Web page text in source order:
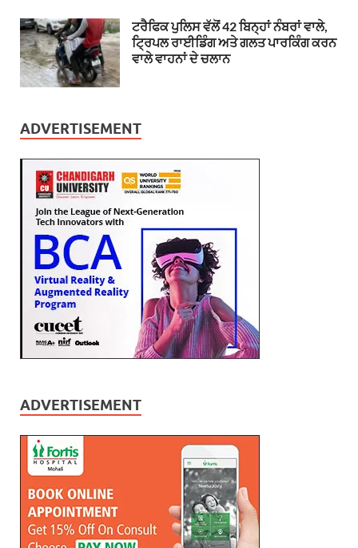
ਟਰੈਫਿਕ ਪੁਲਿਸ ਵੱਲੋਂ 42 ਬਿਨ੍ਹਾਂ ਨੰਬਰਾਂ ਵਾਲੇ,
ਟ੍ਰਿਪਲ ਰਾਈਡਿੰਗ ਅਤੇ ਗਲਤ ਪਾਰਕਿੰਗ ਕਰਨ
ਵਾਲੇ ਵਾਹਨਾਂ ਦੇ ਚਲਾਨ
ADVERTISEMENT
ADVERTISEMENT